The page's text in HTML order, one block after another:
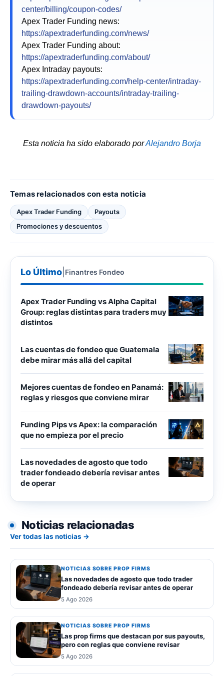
center/billing/coupon-codes/
Apex Trader Funding news:
https://apextraderfunding.com/news/
Apex Trader Funding about:
https://apextraderfunding.com/about/
Apex Intraday payouts:
https://apextraderfunding.com/help-center/intraday-
trailing-drawdown-accounts/intraday-trailing-
drawdown-payouts/
Esta noticia ha sido elaborado porAlejandro Borja
Temas relacionados con esta noticia
Apex Trader Funding
Payouts
Promociones y descuentos
Lo Último Finantres Fondeo
Apex Trader Funding vs Alpha Capital
Group: reglas distintas para traders muy
distintos
Las cuentas de fondeo que Guatemala
debe mirar más allá del capital
Mejores cuentas de fondeo en Panamá:
reglas y riesgos que conviene mirar
Funding Pips vs Apex: la comparación
que no empieza por el precio
Las novedades de agosto que todo
trader fondeado debería revisar antes
de operar
Noticias relacionadas
Ver todas las noticias →
NOTICIAS SOBRE PROP FIRMS
Las novedades de agosto que todo trader
fondeado debería revisar antes de operar
5 Ago 2026
NOTICIAS SOBRE PROP FIRMS
Las prop firms que destacan por sus payouts,
pero con reglas que conviene revisar
5 Ago 2026